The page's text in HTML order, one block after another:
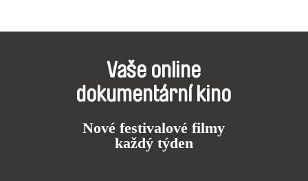
Vaše online
dokumentární kino
Nové festivalové filmy
každý týden